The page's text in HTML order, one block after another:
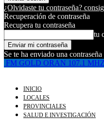
¿Olvidaste tu contraseña?
Recuperación de contraseña
Recupera tu contraseña
tu
Se te ha enviado una
FM GOLD ORAN 107.1 MHZ
INICIO
LOCALES
PROVINCIALES
SALUD E INVESTIGACIÓN